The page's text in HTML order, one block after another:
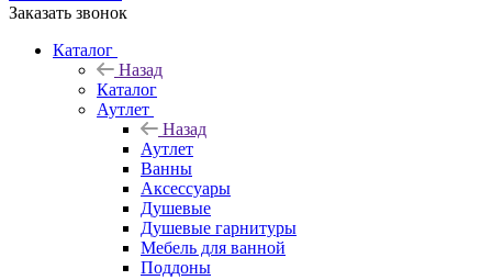
Заказать звонок
Каталог
Назад
Каталог
Аутлет
Назад
Аутлет
Ванны
Аксессуары
Душевые
Душевые гарнитуры
Мебель для ванной
Поддоны